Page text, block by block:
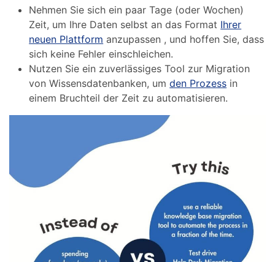
Nehmen Sie sich ein paar Tage (oder Wochen)
Zeit, um Ihre Daten selbst an das Format Ihrer
neuen Plattform anzupassen , und hoffen Sie, dass
sich keine Fehler einschleichen.
Nutzen Sie ein zuverlässiges Tool zur Migration
von Wissensdatenbanken, umden Prozess in
einem Bruchteil der Zeit zu automatisieren.